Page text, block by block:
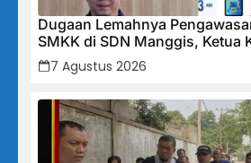
Dugaan Lemahnya
SMKK di SDN Manggis, Ketua
Tidak Akan Segan Menindak”
7 Agustus 2026